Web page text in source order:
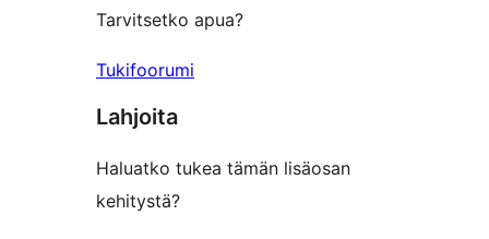
Tarvitsetko apua?
Tukifoorumi
Lahjoita
Haluatko tukea tämän lisäosan
kehitystä?